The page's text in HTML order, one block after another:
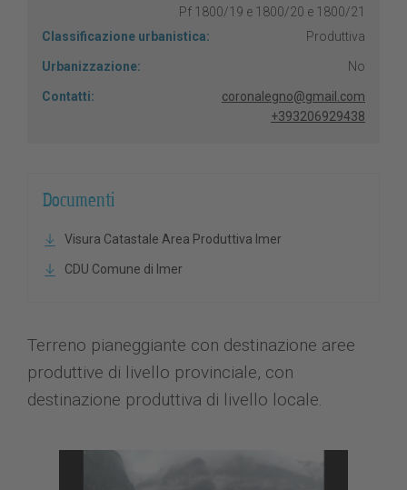
Pf 1800/19 e 1800/20 e 1800/21
Classificazione urbanistica:
Produttiva
Urbanizzazione: No
Contatti:
coronalegno@gmail.com
+393206929438
Documenti
Visura Catastale Area Produttiva Imer
CDU Comune di Imer
Terreno pianeggiante con destinazione aree
produttive di livello provinciale, con
destinazione produttiva di livello locale.